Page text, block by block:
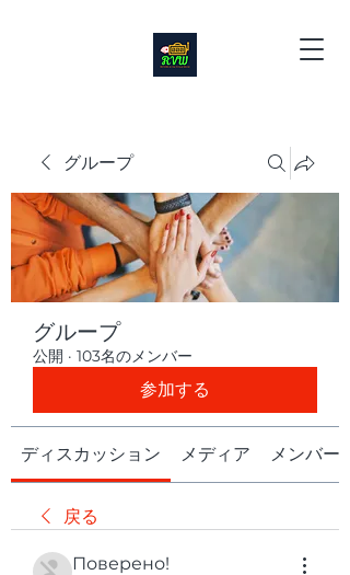
グループ
グループ
公開 · 103名のメンバー
参加する
ディスカッション メディア メンバー
戻る
Поверено!